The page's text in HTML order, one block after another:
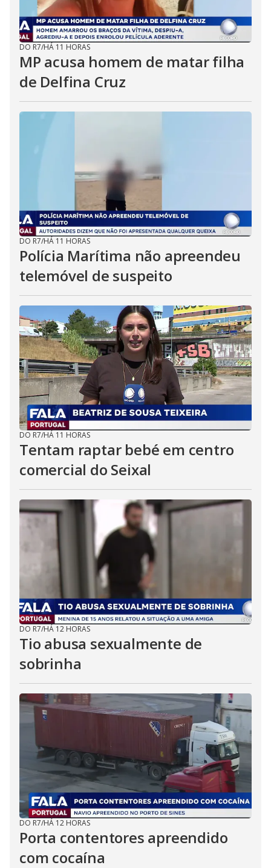
DO R7/HÁ 11 HORAS
MP acusa homem de matar filha
de Delfina Cruz
DO R7/HÁ 11 HORAS
Polícia Marítima não apreendeu
telemóvel de suspeito
DO R7/HÁ 11 HORAS
Tentam raptar bebé em centro
comercial do Seixal
DO R7/HÁ 12 HORAS
Tio abusa sexualmente de
sobrinha
DO R7/HÁ 12 HORAS
Porta contentores apreendido
com cocaína